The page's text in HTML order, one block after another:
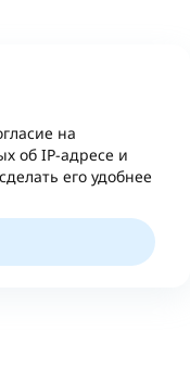
на
об IP-адресе и
его удобнее